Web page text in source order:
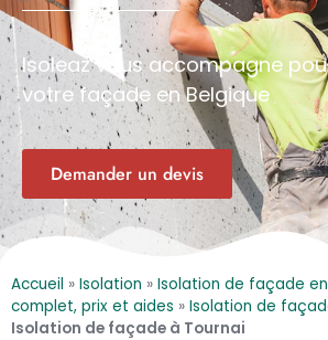
Isoleaz vous accompagne
votre façade en Belgique
Demander un devis
Accueil » Isolation » Isolation de façade
complet, prix et aides » Isolation de
Isolation de façade à Tournai